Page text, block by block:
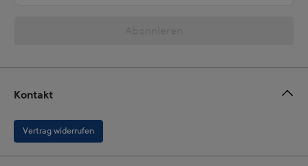
Kontakt
Vertrag widerrufen